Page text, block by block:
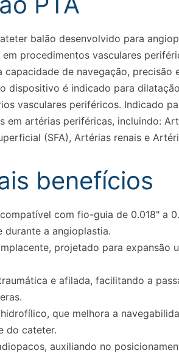
balão desenvolvido para
em procedimentos vasculares
capacidade de navegação, precisão
dispositivo é indicado para
vasculares periféricos. Indicado
em artérias periféricas, incluindo:
(SFA), Artérias renais e
benefícios
com fio-guia de 0.018" a
durante a angioplastia.
projetado para expansão
e afilada, facilitando a
que melhora a
do cateter.
auxiliando no